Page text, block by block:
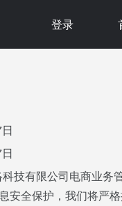
登录
技有限公司电商业务
安全保护，我们将严